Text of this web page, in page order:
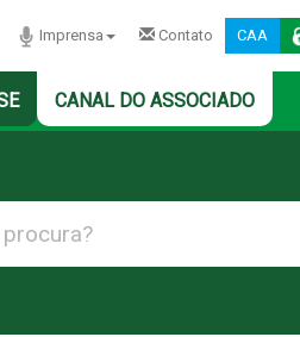
Imprensa Contato CAA
CANAL DO ASSOCIADO